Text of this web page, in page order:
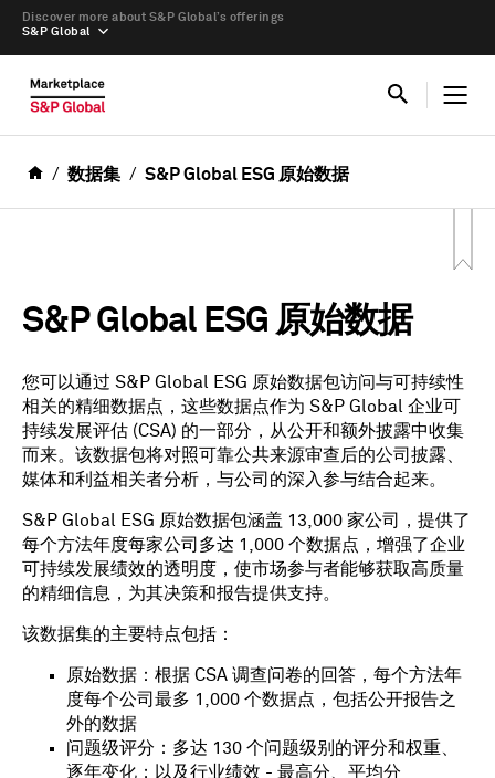
S&P Global
Discover more about S&P Global’s offerings
数据集 S&P Global ESG 原始数据
S&P Global ESG 原始数据
您可以通过 S&P Global ESG 原始数据包访问与可持续性
相关的精细数据点，这些数据点作为 S&P Global 企业可
持续发展评估 (CSA) 的一部分，从公开和额外披露中收集
而来。该数据包将对照可靠公共来源审查后的公司披露、
媒体和利益相关者分析，与公司的深入参与结合起来。
S&P Global ESG 原始数据包涵盖 13,000 家公司，提供了
每个方法年度每家公司多达 1,000 个数据点，增强了企业
可持续发展绩效的透明度，使市场参与者能够获取高质量
的精细信息，为其决策和报告提供支持。
该数据集的主要特点包括：
原始数据：根据 CSA 调查问卷的回答，每个方法年
度每个公司最多 1,000 个数据点，包括公开报告之
外的数据
问题级评分：多达 130 个问题级别的评分和权重、
逐年变化；以及行业绩效 - 最高分、平均分